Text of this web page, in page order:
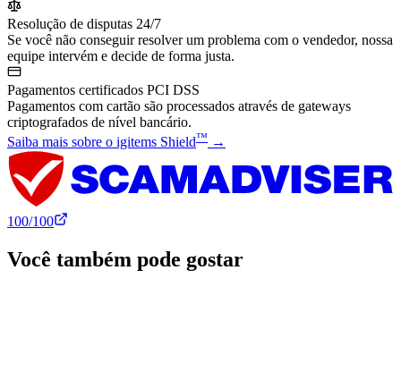
Resolução de disputas 24/7
Se você não conseguir resolver um problema com o vendedor, nossa
equipe intervém e decide de forma justa.
Pagamentos certificados PCI DSS
Pagamentos com cartão são processados através de gateways
criptografados de nível bancário.
Saiba mais sobre o igitems Shield™ →
100/100
Você também pode gostar